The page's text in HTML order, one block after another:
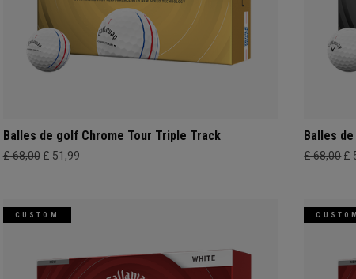
Balles de golf Chrome Tour Triple Track
£ 68,00 £ 51,99
Balles
£ 68,00 £
CUSTOM CUSTOM